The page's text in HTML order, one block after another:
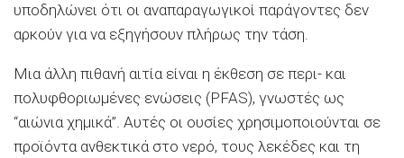
υποδηλώνει ότι οι αναπαραγωγικοί παράγοντες δεν
αρκούν για να εξηγήσουν πλήρως την τάση.
Μια άλλη πιθανή αιτία είναι η έκθεση σε περι- και
πολυφθοριωμένες ενώσεις (PFAS), γνωστές ως
“αιώνια χημικά”. Αυτές οι ουσίες χρησιμοποιούνται σε
προϊόντα ανθεκτικά στο νερό, τους λεκέδες και τη